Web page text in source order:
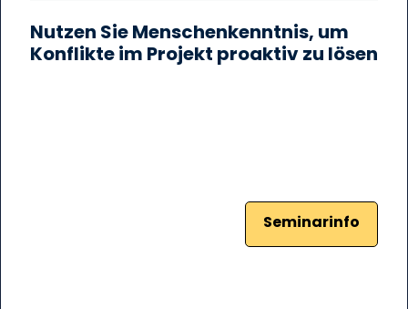
Nutzen Sie Menschenkenntnis, um
Konflikte im Projekt proaktiv zu lösen
Seminarinfo